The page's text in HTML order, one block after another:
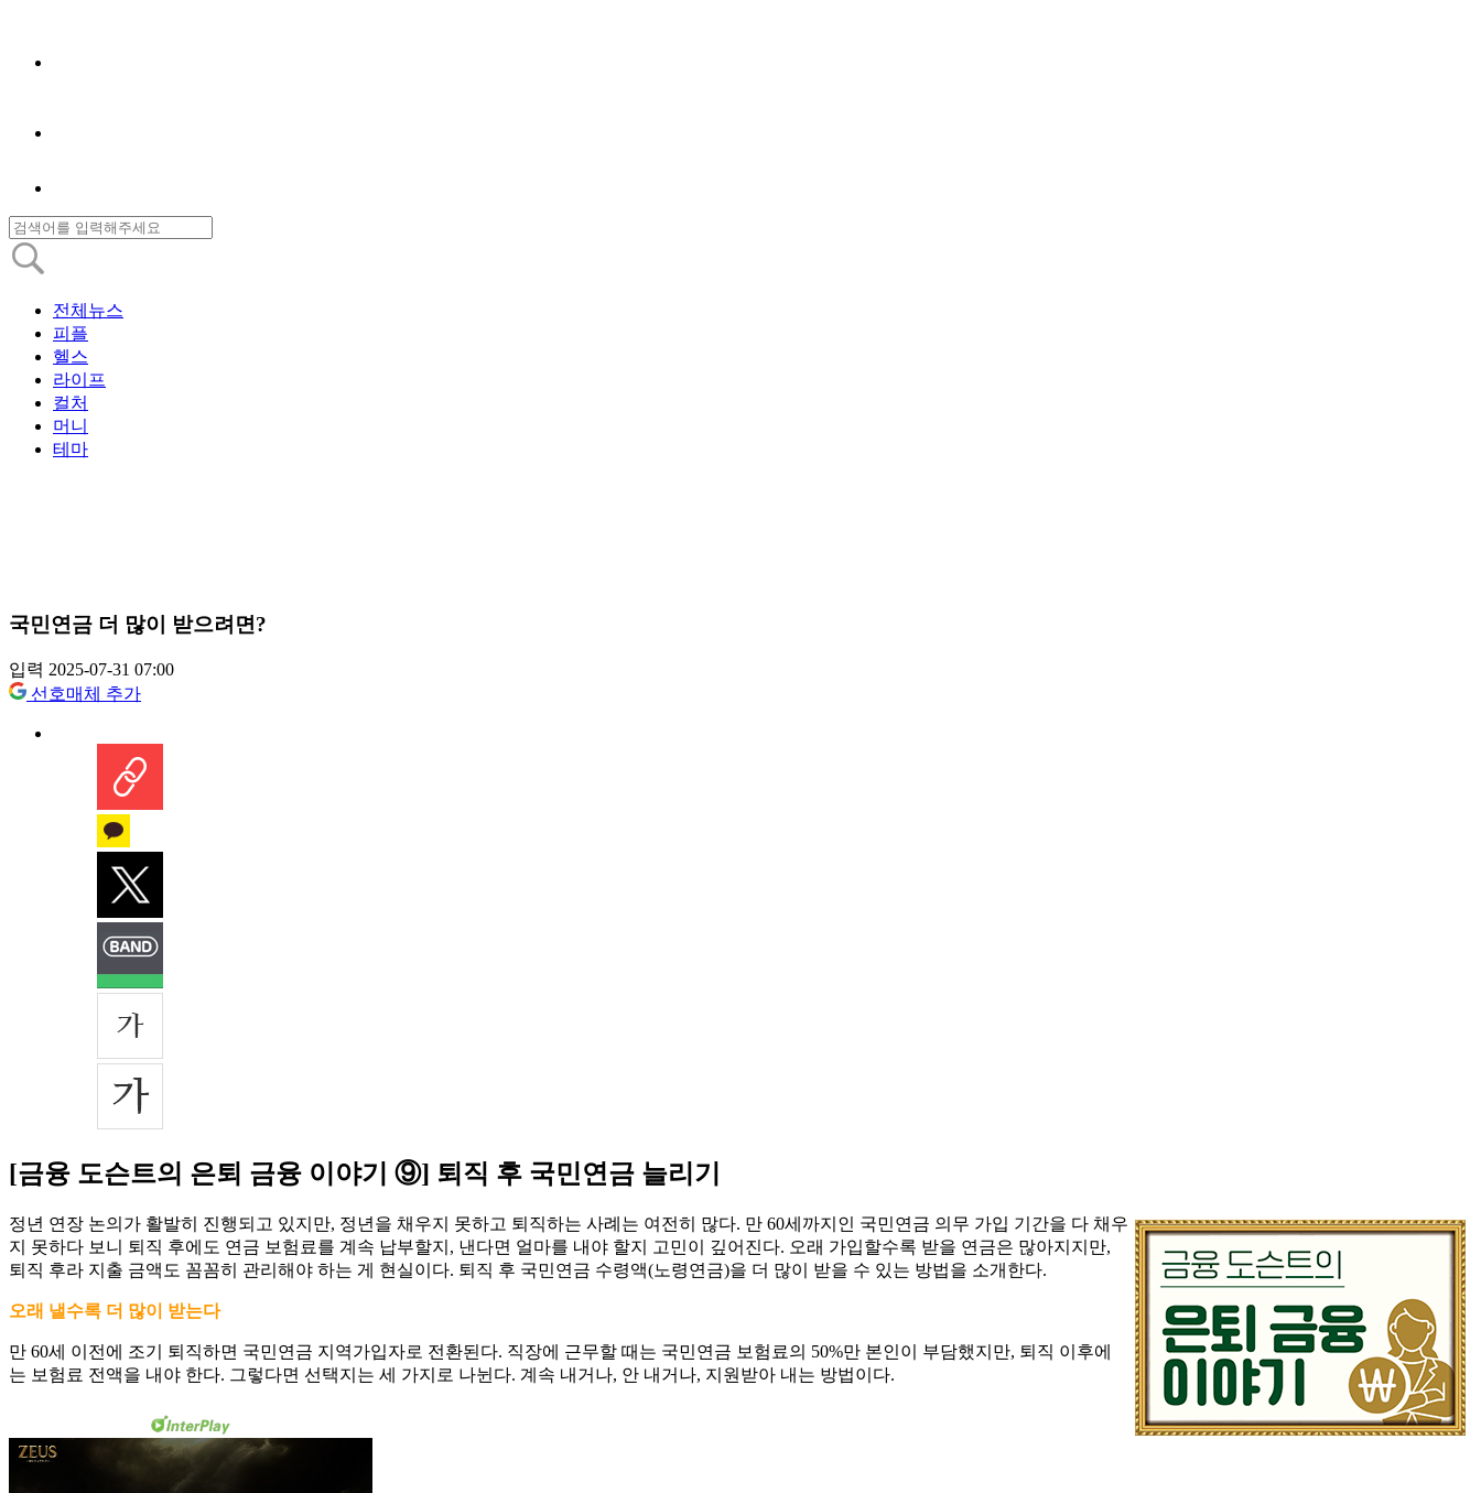
전체뉴스
피플
헬스
라이프
컬처
머니
테마
국민연금 더 많이 받으려면?
입력 2025-07-31 07:00
선호매체 추가
[금융 도슨트의 은퇴 금융 이야기 ⑨] 퇴직 후 국민연금 늘리기
정년 연장 논의가 활발히 진행되고 있지만, 정년을 채우지 못하고 퇴직하는 사례는 여전히 많다. 만 60세까지인 국민연금 의무 가입 기간을 다 채우
지 못하다 보니 퇴직 후에도 연금 보험료를 계속 납부할지, 낸다면 얼마를 내야 할지 고민이 깊어진다. 오래 가입할수록 받을 연금은 많아지지만,
퇴직 후라 지출 금액도 꼼꼼히 관리해야 하는 게 현실이다. 퇴직 후 국민연금 수령액(노령연금)을 더 많이 받을 수 있는 방법을 소개한다.
오래 낼수록 더 많이 받는다
만 60세 이전에 조기 퇴직하면 국민연금 지역가입자로 전환된다. 직장에 근무할 때는 국민연금 보험료의 50%만 본인이 부담했지만, 퇴직 이후에
는 보험료 전액을 내야 한다. 그렇다면 선택지는 세 가지로 나뉜다. 계속 내거나, 안 내거나, 지원받아 내는 방법이다.